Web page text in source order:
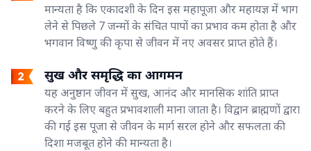
मान्यता है कि एकादशी के दिन इस महापूजा और महायज्ञ में भाग
लेने से पिछले 7 जन्मों के संचित पापों का प्रभाव कम होता है और
भगवान विष्णु की कृपा से जीवन में नए अवसर प्राप्त होते हैं।
सुख और समृद्धि का आगमन
यह अनुष्ठान जीवन में सुख, आनंद और मानसिक शांति प्राप्त
करने के लिए बहुत प्रभावशाली माना जाता है। विद्वान ब्राह्मणों द्वारा
की गई इस पूजा से जीवन के मार्ग सरल होने और सफलता की
दिशा मजबूत होने की मान्यता है।